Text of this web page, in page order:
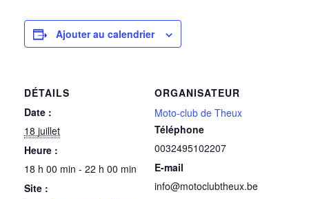
Ajouter au calendrier
DÉTAILS
Date :
18 juillet
Heure :
18 h 00 min - 22 h 00 min
Site :
ORGANISATEUR
Moto-club de Theux
Téléphone
0032495102207
E-mail
info@motoclubtheux.be